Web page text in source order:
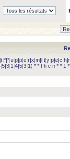
* * t h e n * * 1